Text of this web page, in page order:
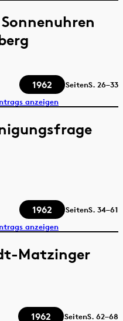
1962 SeitenS. 26–33
anzeigen
1962 SeitenS. 34–61
anzeigen
Matzinger
1962 SeitenS. 62–68